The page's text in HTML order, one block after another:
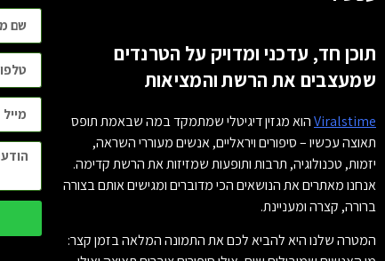
תוכן חד, עדכני ומדויק על הטרנדים
שמעצבים את הרשת והמציאות
Viralstimeהוא מגזין דיגיטלי שמתמקד במה שבאמת תופס
תאוצה עכשיו – סיפורים ויראליים, אנשים מעוררי השראה,
יזמות, טכנולוגיה, תרבות ותופעות שמזיזות את הרשת קדימה.
אנחנו מאתרים את הנושאים הכי מדוברים ומגישים אותם בצורה
ברורה, קצרה ומעניינת.
המטרה שלנו היא להביא לכם את התמונה המלאה בזמן קצר: